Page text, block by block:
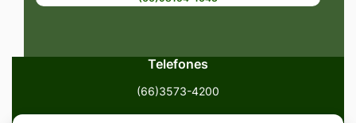
Telefones
(66)3573-4200